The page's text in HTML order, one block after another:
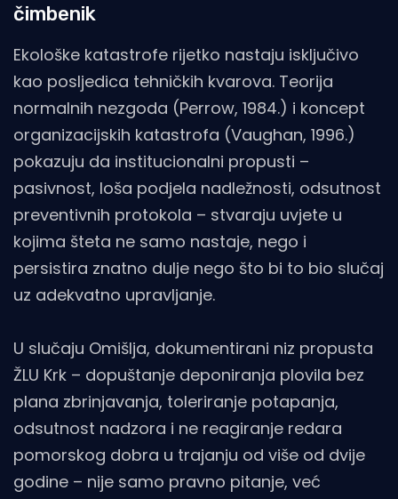
čimbenik
Ekološke katastrofe rijetko nastaju isključivo
kao posljedica tehničkih kvarova. Teorija
normalnih nezgoda (Perrow, 1984.) i koncept
organizacijskih katastrofa (Vaughan, 1996.)
pokazuju da institucionalni propusti –
pasivnost, loša podjela nadležnosti, odsutnost
preventivnih protokola – stvaraju uvjete u
kojima šteta ne samo nastaje, nego i
persistira znatno dulje nego što bi to bio slučaj
uz adekvatno upravljanje.
U slučaju Omišlja, dokumentirani niz propusta
ŽLU Krk – dopuštanje deponiranja plovila bez
plana zbrinjavanja, toleriranje potapanja,
odsutnost nadzora i ne reagiranje redara
pomorskog dobra u trajanju od više od dvije
godine – nije samo pravno pitanje, već